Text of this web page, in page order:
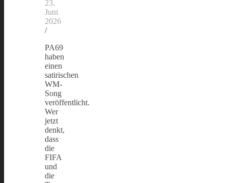
23.
Juni
2026
/
PA69
haben
einen
satirischen
WM-
Song
veröffentlicht.
Wer
jetzt
denkt,
dass
die
FIFA
und
die